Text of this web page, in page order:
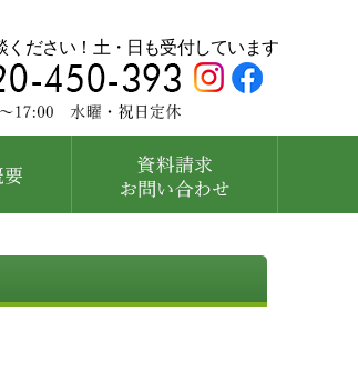
ください！土・日も受付しています